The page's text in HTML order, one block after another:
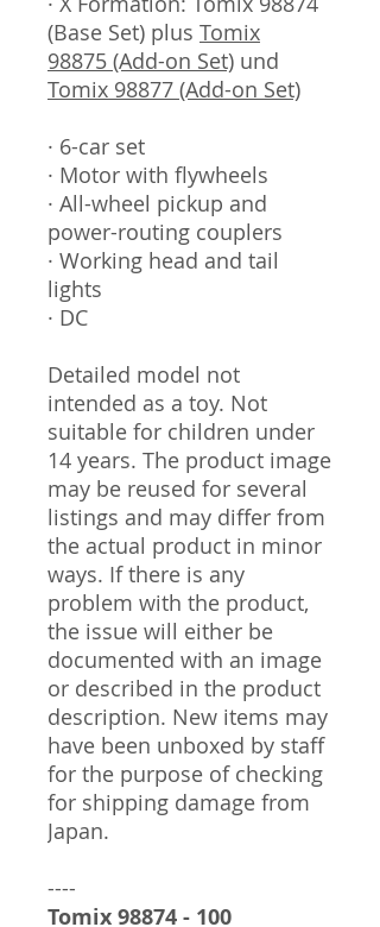
(Base Set) plus Tomix
98875 (Add-on Set) und
Tomix 98877 (Add-on Set)
· 6-car set
· Motor with flywheels
· All-wheel pickup and
power-routing couplers
· Working head and tail
lights
· DC
Detailed model not
intended as a toy. Not
suitable for children under
14 years. The product image
may be reused for several
listings and may differ from
the actual product in minor
ways. If there is any
problem with the product,
the issue will either be
documented with an image
or described in the product
description. New items may
have been unboxed by staff
for the purpose of checking
for shipping damage from
Japan.
----
Tomix 98874 - 100